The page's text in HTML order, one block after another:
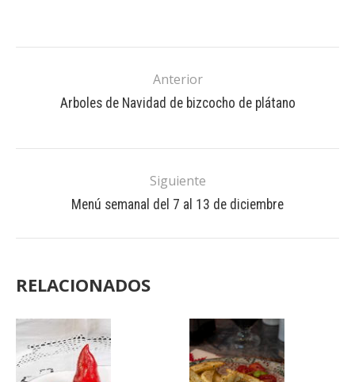
Anterior
Arboles de Navidad de bizcocho de plátano
Siguiente
Menú semanal del 7 al 13 de diciembre
RELACIONADOS